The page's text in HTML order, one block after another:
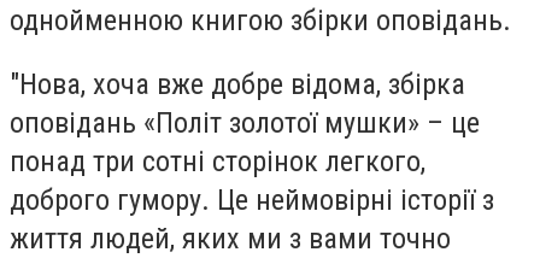
однойменною книгою збірки оповідань.
"Нова, хоча вже добре відома, збірка
оповідань «Політ золотої мушки» – це
понад три сотні сторінок легкого,
доброго гумору. Це неймовірні історії з
життя людей, яких ми з вами точно